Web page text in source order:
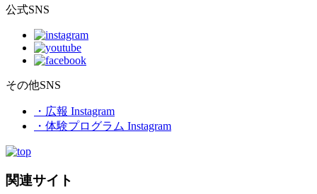
公式SNS
その他SNS
・広報 Instagram
・体験プログラム Instagram
関連サイト